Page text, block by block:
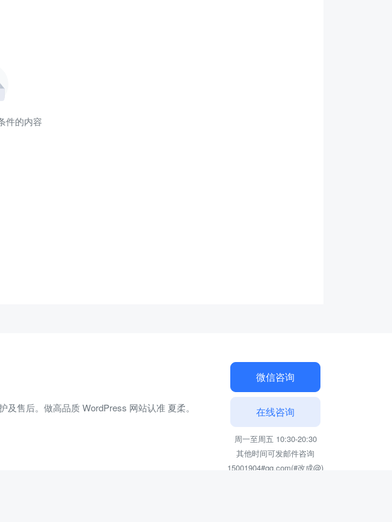
件的内容
售后。做高品质 WordPress 网站认准 夏柔。
微信咨询
在线咨询
周一至周五 10:30-20:30
其他时间可发邮件咨询
15001904#qq.com(#改成@)